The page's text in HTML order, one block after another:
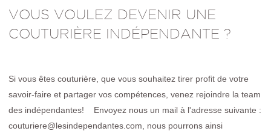
VOUS VOULEZ DEVENIR UNE
COUTURIÈRE INDÉPENDANTE ?
Si vous êtes couturière, que vous souhaitez tirer profit de votre
savoir-faire et partager vos compétences, venez rejoindre la team
des indépendantes! Envoyez nous un mail à l'adresse suivante :
couturiere@lesindependantes.com, nous pourrons ainsi